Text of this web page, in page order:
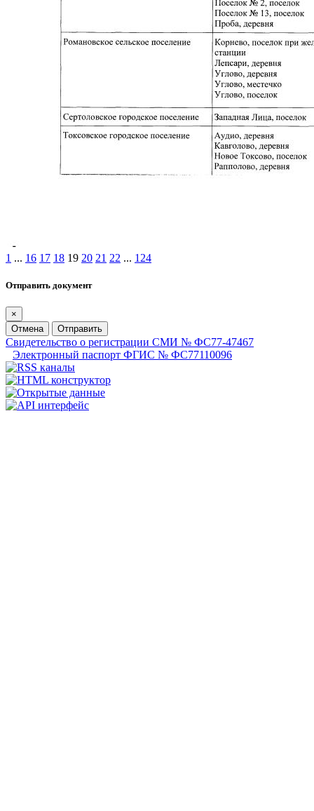
1 ... 16 17 18 19 20 21 22 ... 124
Отправить документ
×
Отмена
Отправить
Свидетельство о регистрации СМИ № ФС77-47467
Электронный паспорт ФГИС № ФС77110096